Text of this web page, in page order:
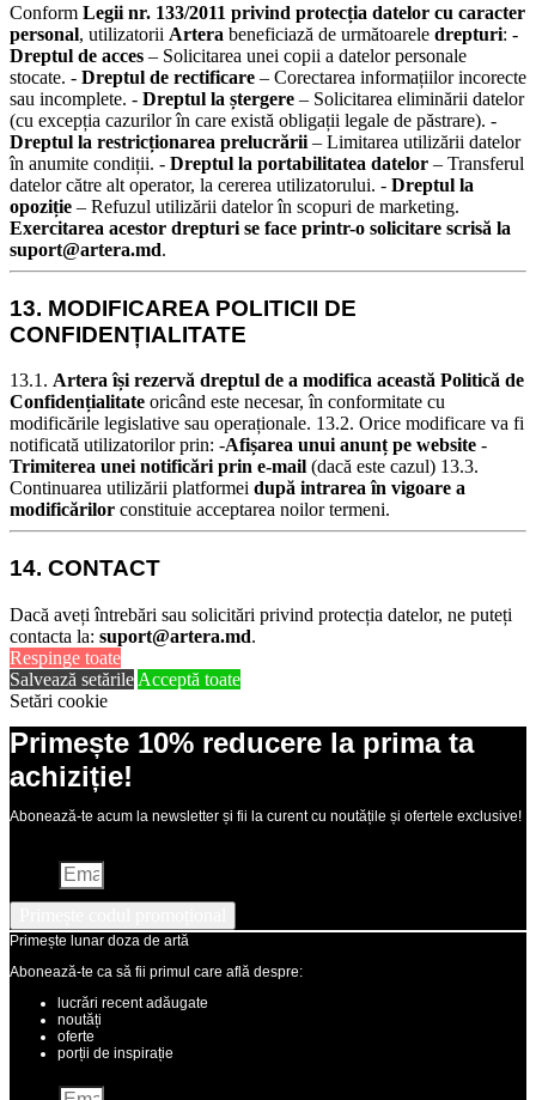
Conform Legii nr. 133/2011 privind protecția datelor cu caracter
personal, utilizatorii Artera beneficiază de următoarele drepturi: -
Dreptul de acces – Solicitarea unei copii a datelor personale
stocate. - Dreptul de rectificare – Corectarea informațiilor incorecte
sau incomplete. - Dreptul la ștergere – Solicitarea eliminării datelor
(cu excepția cazurilor în care există obligații legale de păstrare). -
Dreptul la restricționarea prelucrării – Limitarea utilizării datelor
în anumite condiții. - Dreptul la portabilitatea datelor – Transferul
datelor către alt operator, la cererea utilizatorului. - Dreptul la
opoziție – Refuzul utilizării datelor în scopuri de marketing.
Exercitarea acestor drepturi se face printr-o solicitare scrisă la
suport@artera.md.
13. MODIFICAREA POLITICII DE
CONFIDENȚIALITATE
13.1. Artera își rezervă dreptul de a modifica această Politică de
Confidențialitate oricând este necesar, în conformitate cu
modificările legislative sau operaționale. 13.2. Orice modificare va fi
notificată utilizatorilor prin: -Afișarea unui anunț pe website -
Trimiterea unei notificări prin e-mail (dacă este cazul) 13.3.
Continuarea utilizării platformei după intrarea în vigoare a
modificărilor constituie acceptarea noilor termeni.
14. CONTACT
Dacă aveți întrebări sau solicitări privind protecția datelor, ne puteți
contacta la: suport@artera.md.
Respinge toate
Salvează setările Acceptă toate
Setări cookie
Primește 10% reducere la prima ta
achiziție!
Abonează-te acum la newsletter și fii la curent cu noutățile și ofertele exclusive!
Primește lunar doza de artă
Abonează-te ca să fii primul care află despre:
lucrări recent adăugate
noutăți
oferte
porții de inspirație